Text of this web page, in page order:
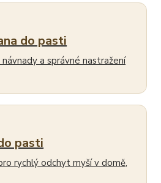
do pasti
a správné nastražení
pasti
rychlý odchyt myší v domě,